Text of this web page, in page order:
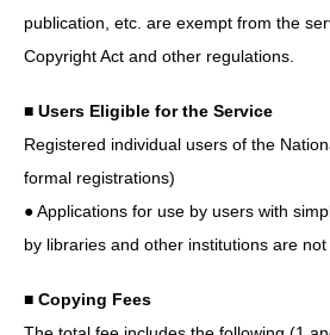
publication, etc. are exempt from the
Copyright Act and other regulations.
■ Users Eligible for the Service
Registered individual users of the
formal registrations)
● Applications for use by users with
by libraries and other institutions are not
■ Copying Fees